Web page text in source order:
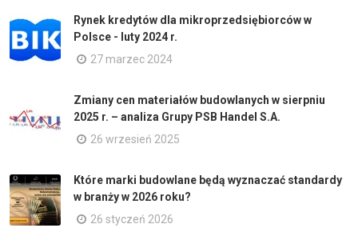
Rynek kredytów dla mikroprzedsiębiorców w
Polsce - luty 2024 r.
27 marzec 2024
Zmiany cen materiałów budowlanych w sierpniu
2025 r. – analiza Grupy PSB Handel S.A.
26 wrzesień 2025
Które marki budowlane będą wyznaczać standardy
w branży w 2026 roku?
26 styczeń 2026